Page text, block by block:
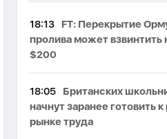
18:13
FT: Перекрытие
пролива может взвинтить
$200
18:05
Британских
начнут заранее готовить
рынке труда